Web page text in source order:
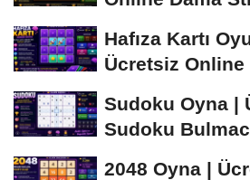
Hafıza Kartı
Ücretsiz Online
Sudoku Oyna |
Sudoku
2048 Oyna |